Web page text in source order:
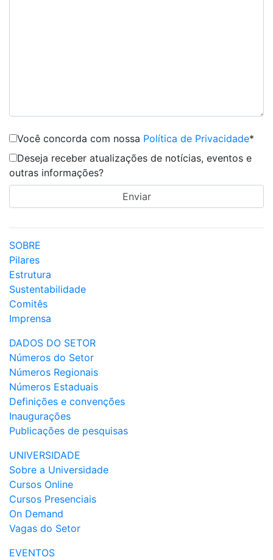
Você concorda com nossa Política de Privacidade*
Deseja receber atualizações de notícias, eventos e
outras informações?
SOBRE
Pilares
Estrutura
Sustentabilidade
Comitês
Imprensa
DADOS DO SETOR
Números do Setor
Números Regionais
Números Estaduais
Definições e convenções
Inaugurações
Publicações de pesquisas
UNIVERSIDADE
Sobre a Universidade
Cursos Online
Cursos Presenciais
On Demand
Vagas do Setor
EVENTOS